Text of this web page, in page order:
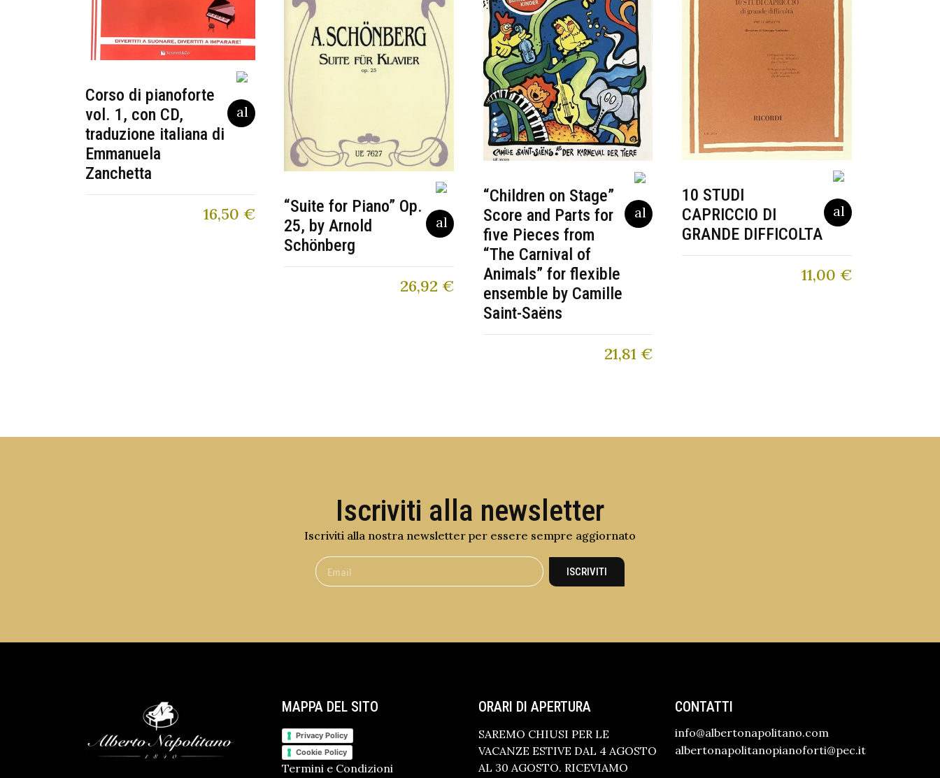
Corso di pianoforte
vol. 1, con CD,
traduzione italiana di
Emmanuela
Zanchetta
16,50 €
“Suite for Piano” Op.
25, by Arnold
Schönberg
26,92 €
“Children on Stage”
Score and Parts for
five Pieces from
“The Carnival of
Animals” for flexible
ensemble by Camille
Saint-Saëns
21,81 €
10 STUDI
CAPRICCIO DI
GRANDE DIFFICOLTA
11,00 €
Iscriviti alla newsletter
Iscriviti alla nostra newsletter per essere sempre aggiornato
ISCRIVITI
MAPPA DEL SITO
Privacy Policy
Cookie Policy
Termini e Condizioni
ORARI DI APERTURA
SAREMO CHIUSI PER LE
VACANZE ESTIVE DAL 4 AGOSTO
AL 30 AGOSTO. RICEVIAMO
CONTATTI
info@albertonapolitano.com
albertonapolitanopianoforti@pec.it